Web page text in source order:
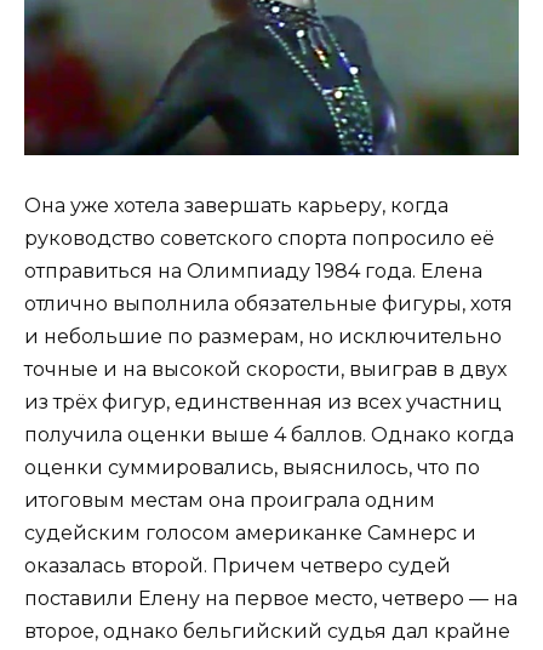
Она уже хотела завершать карьеру, когда
руководство советского спорта попросило её
отправиться на Олимпиаду 1984 года. Елена
отлично выполнила обязательные фигуры, хотя
и небольшие по размерам, но исключительно
точные и на высокой скорости, выиграв в двух
из трёх фигур, единственная из всех участниц
получила оценки выше 4 баллов. Однако когда
оценки суммировались, выяснилось, что по
итоговым местам она проиграла одним
судейским голосом американке Самнерс и
оказалась второй. Причем четверо судей
поставили Елену на первое место, четверо — на
второе, однако бельгийский судья дал крайне